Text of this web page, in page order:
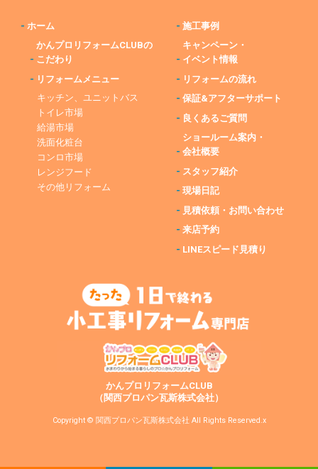
- ホーム
-
かんプロリフォームCLUBの
こだわり
- リフォームメニュー
キッチン、ユニットバス
トイレ市場
給湯市場
洗面化粧台
コンロ市場
レンジフード
その他リフォーム
-施工事例
-
キャンペーン・
イベント情報
- リフォームの流れ
-保証&アフターサポート
- 良くあるご質問
-
ショールーム案内・
会社概要
- スタッフ紹介
-現場日記
- 見積依頼・お問い合わせ
-来店予約
- LINEスピード見積り
かんプロリフォームCLUB
（関西プロパン瓦斯株式会社）
Copyright © 関西プロパン瓦斯株式会社 All Rights Reserved.x